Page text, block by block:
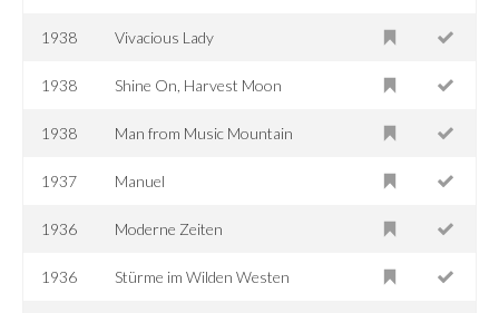
1938 Vivacious Lady
1938 Shine On, Harvest Moon
1938 Man from Music Mountain
1937 Manuel
1936 Moderne Zeiten
1936 Stürme im Wilden Westen